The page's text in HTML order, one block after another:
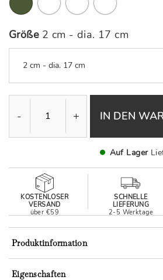
Größe 2 cm - dia. 17 cm
2 cm - dia. 17 cm
- + IN DEN
Auf Lager
KOSTENLOSER
VERSAND
über €59
SCHNELLE
LIEFERUNG
2-5 Werktage
Eigenschaften
Produktinformation